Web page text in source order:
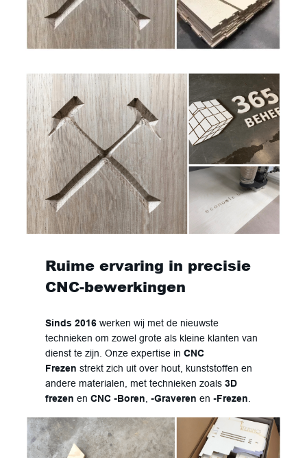
Ruime ervaring in precisie
CNC-bewerkingen
Sinds 2016 werken wij met de nieuwste
technieken om zowel grote als kleine klanten van
dienst te zijn. Onze expertise inCNC
Frezen strekt zich uit over hout, kunststoffen en
andere materialen, met technieken zoals3D
frezen enCNC -Boren,-Graveren en-Frezen.